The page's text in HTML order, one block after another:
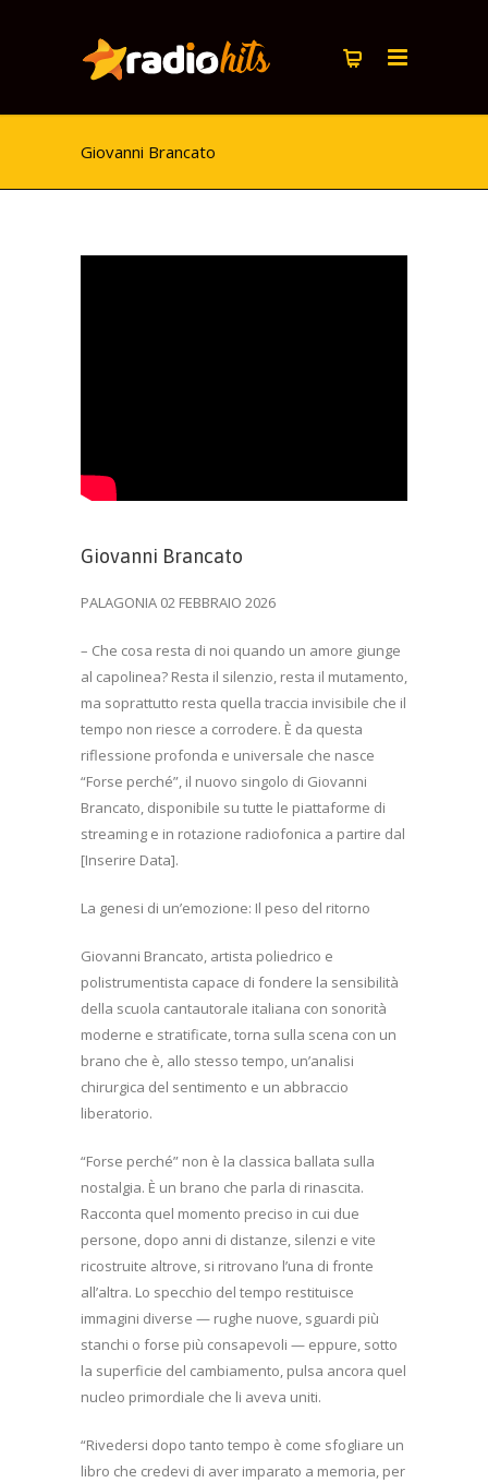
Giovanni Brancato
Giovanni Brancato
PALAGONIA 02 FEBBRAIO 2026
– Che cosa resta di noi quando un amore giunge
al capolinea? Resta il silenzio, resta il mutamento,
ma soprattutto resta quella traccia invisibile che il
tempo non riesce a corrodere. È da questa
riflessione profonda e universale che nasce
“Forse perché”, il nuovo singolo di Giovanni
Brancato, disponibile su tutte le piattaforme di
streaming e in rotazione radiofonica a partire dal
[Inserire Data].
La genesi di un’emozione: Il peso del ritorno
Giovanni Brancato, artista poliedrico e
polistrumentista capace di fondere la sensibilità
della scuola cantautorale italiana con sonorità
moderne e stratificate, torna sulla scena con un
brano che è, allo stesso tempo, un’analisi
chirurgica del sentimento e un abbraccio
liberatorio.
“Forse perché” non è la classica ballata sulla
nostalgia. È un brano che parla di rinascita.
Racconta quel momento preciso in cui due
persone, dopo anni di distanze, silenzi e vite
ricostruite altrove, si ritrovano l’una di fronte
all’altra. Lo specchio del tempo restituisce
immagini diverse — rughe nuove, sguardi più
stanchi o forse più consapevoli — eppure, sotto
la superficie del cambiamento, pulsa ancora quel
nucleo primordiale che li aveva uniti.
“Rivedersi dopo tanto tempo è come sfogliare un
libro che credevi di aver imparato a memoria, per